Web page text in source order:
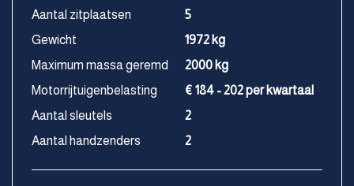
Aantal zitplaatsen
5
Gewicht
1972 kg
Maximum massa geremd
2000 kg
Motorrijtuigenbelasting
€ 184 - 202 per kwartaal
Aantal sleutels
2
Aantal handzenders
2